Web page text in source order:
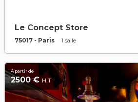
Le Concept Store
75017 - Paris 1 salle
À partir de
2500 € H.T